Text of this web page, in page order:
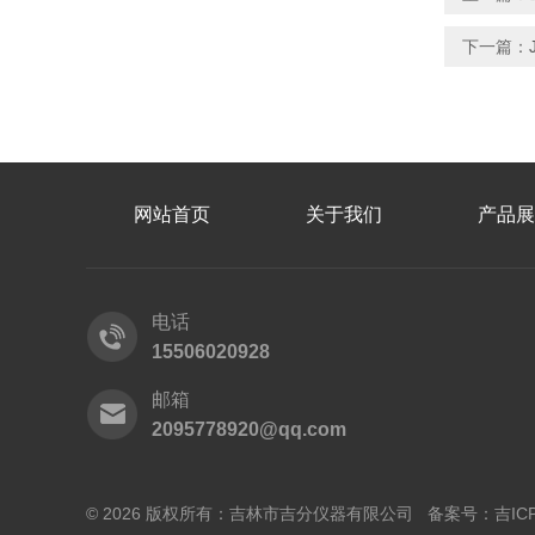
下一篇：
网站首页 关于我们 产品
电话
15506020928
邮箱
2095778920@qq.com
© 2026 版权所有：吉林市吉分仪器有限公司 备案号： 吉